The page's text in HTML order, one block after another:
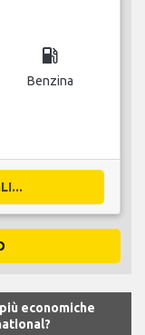
local_gas_station
Benzina
economiche